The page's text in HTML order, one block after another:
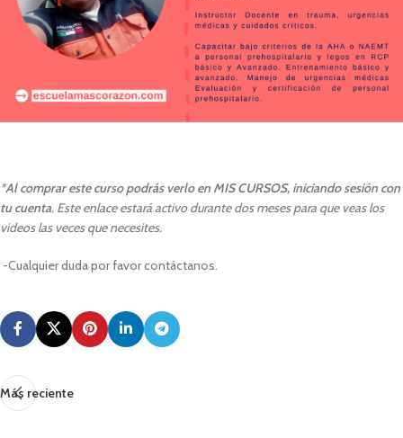
*Al comprar este curso podrás verlo en MIS CURSOS, iniciando sesión con
tu cuenta. Este enlace estará activo durante dos meses para que veas los
videos las veces que necesites.
-Cualquier duda por favor contáctanos.
Más reciente